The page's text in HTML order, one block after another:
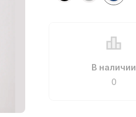
В наличии
0